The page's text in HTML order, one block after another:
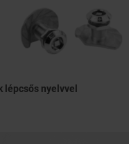
lépcsős nyelvvel